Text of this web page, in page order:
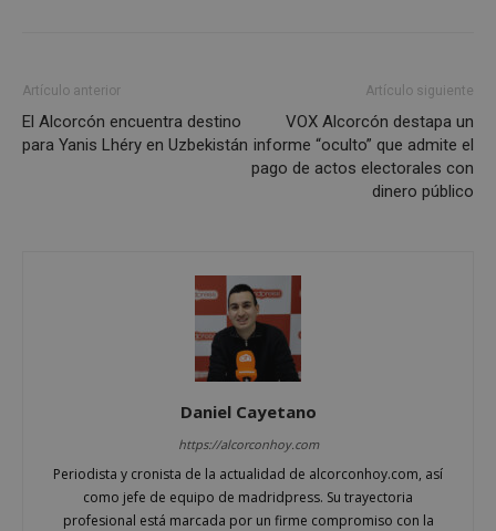
Artículo anterior
El Alcorcón encuentra destino
para Yanis Lhéry en Uzbekistán
Artículo siguiente
VOX Alcorcón destapa un
informe “oculto” que admite el
pago de actos electorales con
dinero público
Daniel Cayetano
https://alcorconhoy.com
Periodista y cronista de la actualidad de alcorconhoy.com, así
como jefe de equipo de madridpress. Su trayectoria
profesional está marcada por un firme compromiso con la
Cookies no clasificadas
Cookies estrictamente necesarias
Cookies de rendimiento
Cookies de preferencias
Cookies de funcionalidad
Cookies no clasificadas
Las cookies estrictamente necesarias permiten la
inicio de sesión de usuario y la gestión de cuentas.
El sitio web no se puede utilizar correctamente sin
las cookies estrictamente necesarias.